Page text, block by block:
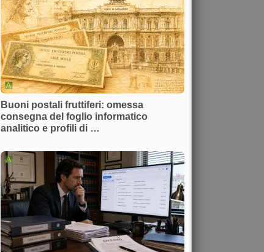
Buoni postali fruttiferi: omessa
consegna del foglio informatico
analitico e profili di …